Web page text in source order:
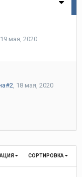
19 мая, 2020
18 мая, 2020
СОРТИРОВКА